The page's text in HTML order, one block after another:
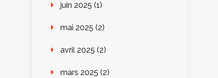
juin 2025 (1)
mai 2025 (2)
avril 2025 (2)
mars 2025 (2)